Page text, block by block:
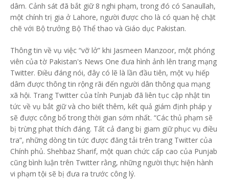
dâm. Cảnh sát đã bắt giữ 8 nghi phạm, trong đó có Sanaullah,
một chính trị gia ở Lahore, người được cho là có quan hệ chặt
chẽ với Bộ trưởng Bộ Thể thao và Giáo dục Pakistan.
Thông tin về vụ việc “vỡ lở” khi Jasmeen Manzoor, một phóng
viên của tờ Pakistan's News One đưa hình ảnh lên trang mạng
Twitter. Điều đáng nói, đây có lẽ là lần đầu tiên, một vụ hiếp
dâm được thông tin rộng rãi đến người dân thông qua mạng
xã hội. Trang Twitter của tỉnh Punjab đã liên tục cập nhật tin
tức về vụ bắt giữ và cho biết thêm, kết quả giám định pháp y
sẽ được công bố trong thời gian sớm nhất. “Các thủ phạm sẽ
bị trừng phạt thích đáng. Tất cả đang bị giam giữ phục vụ điều
tra”, những dòng tin tức được đăng tải trên trang Twitter của
Chính phủ. Shehbaz Sharif, một quan chức cấp cao của Punjab
cũng bình luận trên Twitter rằng, những người thực hiện hành
vi phạm tội sẽ bị đưa ra trước công lý.